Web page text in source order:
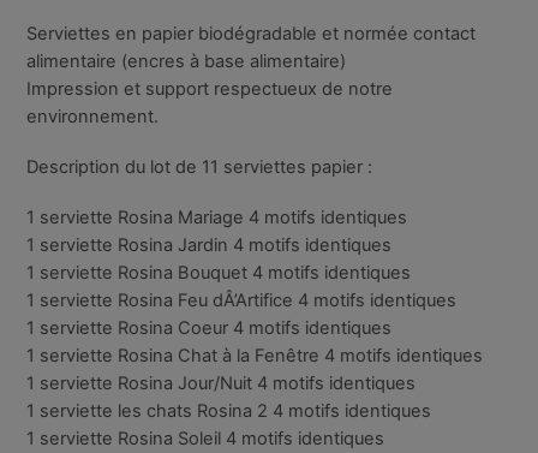
Serviettes en papier biodégradable et normée contact
alimentaire (encres à base alimentaire)
Impression et support respectueux de notre
environnement.
Description du lot de 11 serviettes papier :
1 serviette Rosina Mariage 4 motifs identiques
1 serviette Rosina Jardin 4 motifs identiques
1 serviette Rosina Bouquet 4 motifs identiques
1 serviette Rosina Feu dÂ’Artifice 4 motifs identiques
1 serviette Rosina Coeur 4 motifs identiques
1 serviette Rosina Chat à la Fenêtre 4 motifs identiques
1 serviette Rosina Jour/Nuit 4 motifs identiques
1 serviette les chats Rosina 2 4 motifs identiques
1 serviette Rosina Soleil 4 motifs identiques